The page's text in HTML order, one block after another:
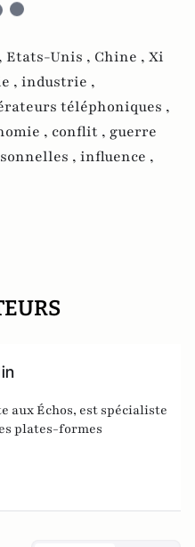
Etats-Unis , Chine , Xi
, industrie ,
téléphoniques ,
, conflit , guerre
, influence ,
aux Échos, est spécialiste
plates-formes